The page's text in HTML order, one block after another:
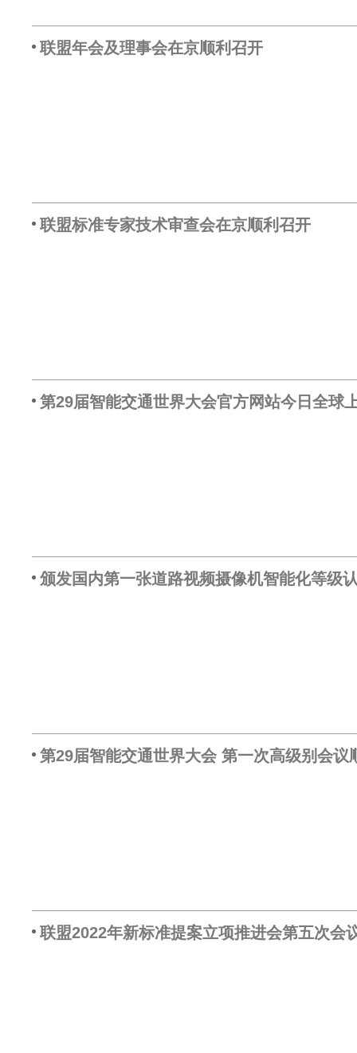
联盟年会及理事会在京顺利召开
联盟标准专家技术审查会在京顺利召开
第29届智能交通世界大会官方网站今日全球
颁发国内第一张道路视频摄像机智能化等级
第29届智能交通世界大会 第一次高级别会议
联盟2022年新标准提案立项推进会第五次会